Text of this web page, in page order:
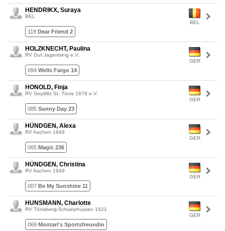
BEL
HENDRIKX, Suraya
BEL
118 Dear Friend 2
GER
HOLZKNECHT, Paulina
RV Gut Jagenberg e.V.
094 Wells Fargo 14
GER
HONOLD, Finja
RV Seydlitz St. Tönis 1879 e.V.
085 Sunny Day 23
GER
HÜNDGEN, Alexa
RV Aachen 1949
065 Magic 236
GER
HÜNDGEN, Christina
RV Aachen 1949
007 Be My Sunshine 11
GER
HUNSMANN, Charlotte
RV Tönisberg-Schaephuysen 1921
069 Montari's Sportsfreundin